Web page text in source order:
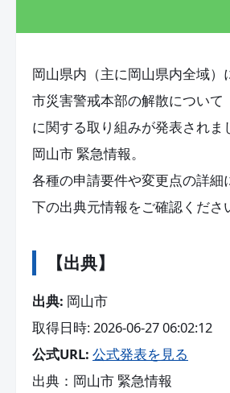
岡山県内（主に岡山県内全域）
市災害警戒本部の解散について
に関する取り組みが発表されま
岡山市 緊急情報。
各種の申請要件や変更点の詳細
下の出典元情報をご確認くださ
【出典】
出典: 岡山市
取得日時: 2026-06-27 06:02:12
公式URL: 公式発表を見る
出典：岡山市 緊急情報